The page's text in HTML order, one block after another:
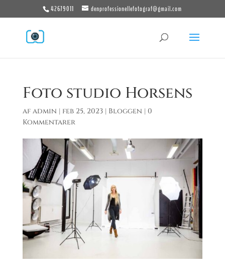
42679011 denprofessionellefotograf@gmail.com
Foto studio Horsens
af admin | feb 25, 2023| Bloggen | 0
Kommentarer